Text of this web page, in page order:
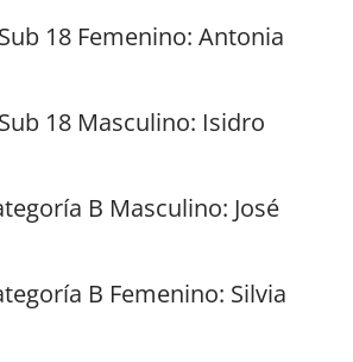
18 Femenino: Antonia
18 Masculino: Isidro
B Masculino: José
B Femenino: Silvia